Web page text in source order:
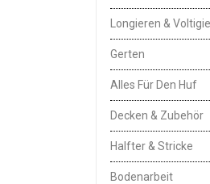
Longieren &
Gerten
Alles Für Den Huf
Decken & Zubehör
Halfter & Stricke
Bodenarbeit